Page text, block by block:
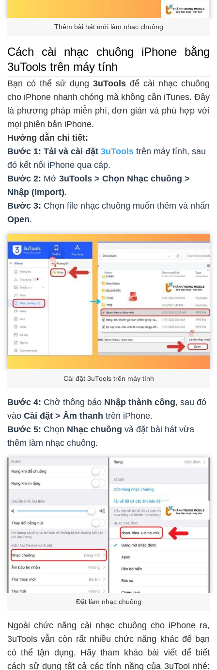
Thêm bài hát mới làm nhạc chuông
Cách cài nhạc chuông iPhone bằng
3uTools trên máy tính
Bạn có thể sử dụng 3uTools để cài nhạc chuông
cho iPhone nhanh chóng mà không cần iTunes. Đây
là phương pháp miễn phí, đơn giản và phù hợp với
mọi phiên bản iPhone.
Hướng dẫn chi tiết:
Bước 1: Tải và cài đặt 3uTools trên máy tính, sau
đó kết nối iPhone qua cáp.
Bước 2: Mở 3uTools > Chọn Nhạc chuông >
Nhập (Import).
Bước 3: Chọn file nhạc chuông muốn thêm và nhấn
Open.
Cài đặt 3uTools trên máy tính
Bước 4: Chờ thông báo Nhập thành công, sau đó
vào Cài đặt > Âm thanh trên iPhone.
Bước 5: Chọn Nhạc chuông và đặt bài hát vừa
thêm làm nhạc chuông.
Đặt làm nhạc chuông
Ngoài chức năng cài nhạc chuông cho iPhone ra,
3uTools vẫn còn rất nhiều chức năng khác để bạn
có thể tận dụng. Hãy tham khảo bài viết để biết
cách sử dụng tất cả các tính năng của 3uTool nhé: